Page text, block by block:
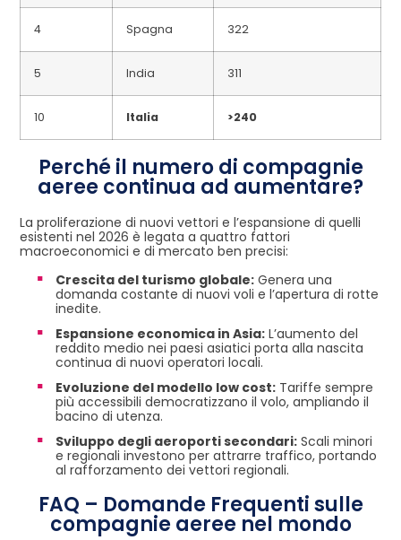
4 Spagna 322
5 India 311
10 Italia >240
Perché il numero di compagnie
aeree continua ad aumentare?
La proliferazione di nuovi vettori e l’espansione di quelli
esistenti nel 2026 è legata a quattro fattori
macroeconomici e di mercato ben precisi:
Crescita del turismo globale: Genera una
domanda costante di nuovi voli e l’apertura di rotte
inedite.
Espansione economica in Asia: L’aumento del
reddito medio nei paesi asiatici porta alla nascita
continua di nuovi operatori locali.
Evoluzione del modello low cost: Tariffe sempre
più accessibili democratizzano il volo, ampliando il
bacino di utenza.
Sviluppo degli aeroporti secondari: Scali minori
e regionali investono per attrarre traffico, portando
al rafforzamento dei vettori regionali.
FAQ – Domande Frequenti sulle
compagnie aeree nel mondo